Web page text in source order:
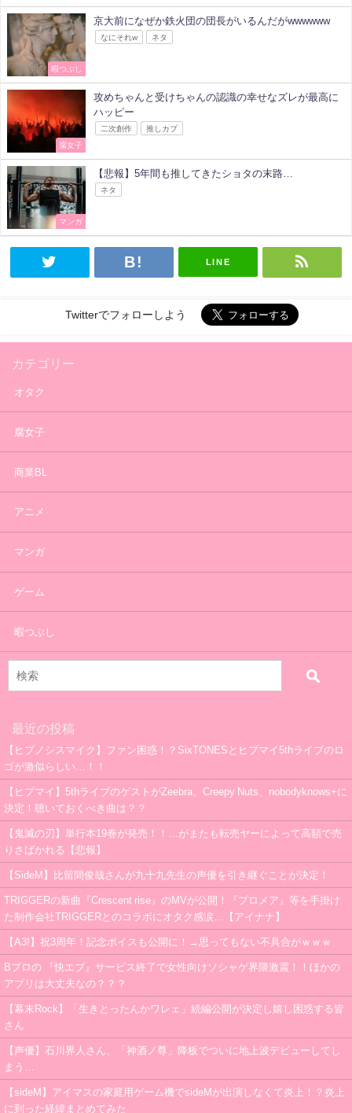
暇つぶし
京大前になぜか鉄火団の団長がいるんだがwwwwww
なにそれw ネタ
腐女子
攻めちゃんと受けちゃんの認識の幸せなズレが最高に
ハッピー
二次創作 推しカプ
マンガ
【悲報】5年間も推してきたショタの末路…
ネタ
LINE
Twitterでフォローしよう
カテゴリー
オタク
腐女子
商業BL
アニメ
マンガ
ゲーム
暇つぶし
最近の投稿
【ヒプノシスマイク】ファン困惑！？SixTONESとヒプマイ5thライブのロ
ゴが激似らしい…！！
【ヒプマイ】5thライブのゲストがZeebra、Creepy Nuts、nobodyknows+に
決定！聴いておくべき曲は？？
【鬼滅の刃】単行本19巻が発売！！…がまたも転売ヤーによって高額で売
りさばかれる【悲報】
【SideM】比留間俊哉さんが九十九先生の声優を引き継ぐことが決定！
TRIGGERの新曲『Crescent rise』のMVが公開！『プロメア』等を手掛け
た制作会社TRIGGERとのコラボにオタク感涙…【アイナナ】
【A3!】祝3周年！記念ボイスも公開に！→思ってもない不具合がｗｗｗ
Bプロの 『快エブ』サービス終了で女性向けソシャゲ界隈激震！！ほかの
アプリは大丈夫なの？？？
【幕末Rock】「生きとったんかワレェ」続編公開が決定し嬉し困惑する皆
さん
【声優】石川界人さん、「神酒ノ尊」降板でついに地上波デビューしてし
まう…
【sideM】アイマスの家庭用ゲーム機でsideMが出演しなくて炎上！？炎上
に到った経緯まとめてみた